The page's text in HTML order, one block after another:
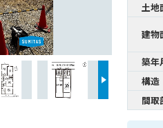
土地
建物
築年
構造
間取